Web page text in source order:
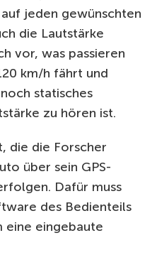
jeden gewünschten
die Lautstärke
vor, was passieren
km/h fährt und
statisches
zu hören ist.
die die Forscher
über sein GPS-
Dafür muss
des Bedienteils
eine eingebaute